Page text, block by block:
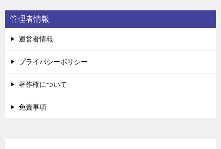
管理者情報
運営者情報
プライバシーポリシー
著作権について
免責事項